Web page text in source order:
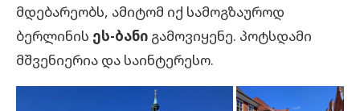
მდებარეობს, ამიტომ იქ სამოგზაუროდ
ბერლინის ეს-ბანი გამოვიყენე. პოტსდამი
მშვენიერია და საინტერესო.